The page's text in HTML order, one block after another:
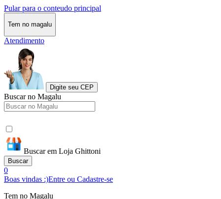
Pular para o conteudo principal
Tem no magalu
Atendimento
Digite seu CEP
Buscar no Magalu
Buscar em Loja Ghittoni
Buscar
0
Boas vindas :)Entre ou Cadastre-se
Tem no Magalu